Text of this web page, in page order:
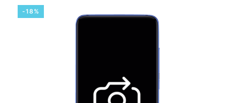
-18%